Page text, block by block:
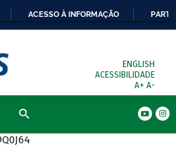
ACESSO À INFORMAÇÃO
ENGLISH
ACESSIBILIDADE
A+ A-